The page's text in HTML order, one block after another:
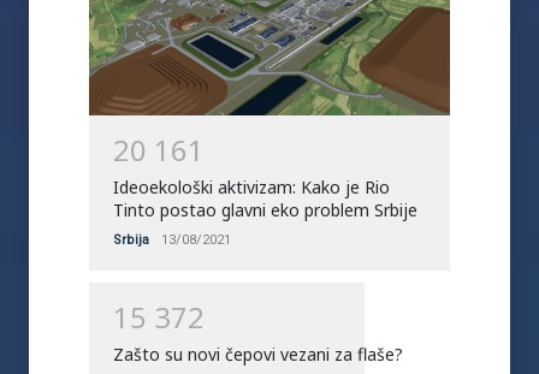
20 1 61
Ideoekološki aktivizam: Kako je Rio
Tinto postao glavni eko problem Srbije
Srbija 13/08/2021
1 5 372
Zašto su novi čepovi vezani za flaše?